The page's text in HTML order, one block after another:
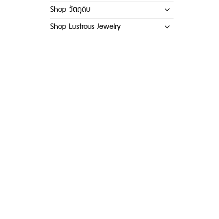
Shop วัตถุดิบ
Shop Lustrous Jewelry